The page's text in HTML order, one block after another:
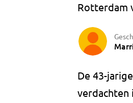
Rotterdam
De 43-
verdachten